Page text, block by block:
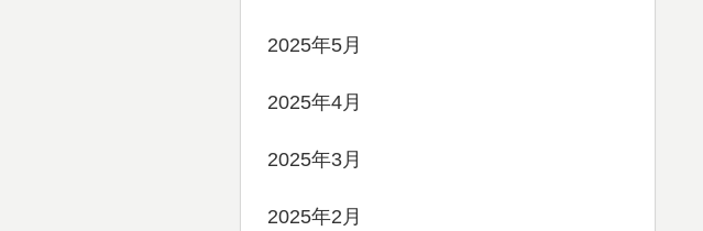
2025年5月
2025年4月
2025年3月
2025年2月